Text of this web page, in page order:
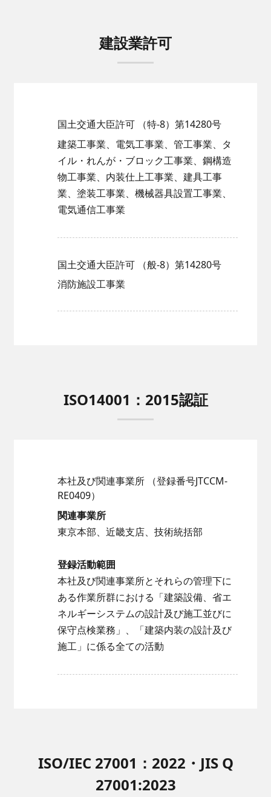
建設業許可
国土交通大臣許可 （特-8）第14280号
建築工事業、電気工事業、管工事業、タ
イル・れんが・ブロック工事業、 鋼構造
物工事業、内装仕上工事業、建具工事
業、塗装工事業、機械器具設置工事業、
電気通信工事業
国土交通大臣許可 （般-8）第14280号
消防施設工事業
ISO14001：2015認証
本社及び関連事業所 （登録番号JTCCM-
RE0409）
関連事業所
東京本部、近畿支店、技術統括部
登録活動範囲
本社及び関連事業所とそれらの管理下に
ある作業所群における「建築設備、省エ
ネルギーシステムの設計及び施工並びに
保守点検業務」、「建築内装の設計及び
施工」に係る全ての活動
ISO/IEC 27001：2022・JIS Q
27001:2023